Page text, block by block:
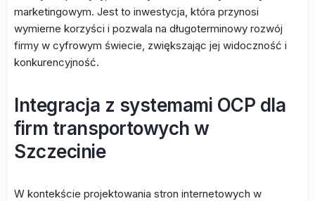
marketingowym. Jest to inwestycja, która przynosi
wymierne korzyści i pozwala na długoterminowy rozwój
firmy w cyfrowym świecie, zwiększając jej widoczność i
konkurencyjność.
Integracja z systemami OCP dla
firm transportowych w
Szczecinie
W kontekście projektowania stron internetowych w